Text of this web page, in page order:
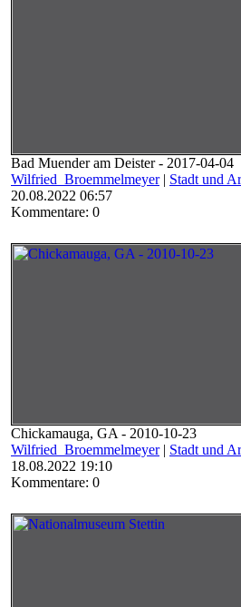
Bad Muender am Deister - 2017-04-04
Wilfried_Broemmelmeyer| Stadt und
20.08.2022 06:57
Kommentare: 0
Chickamauga, GA - 2010-10-23
Wilfried_Broemmelmeyer| Stadt und
18.08.2022 19:10
Kommentare: 0